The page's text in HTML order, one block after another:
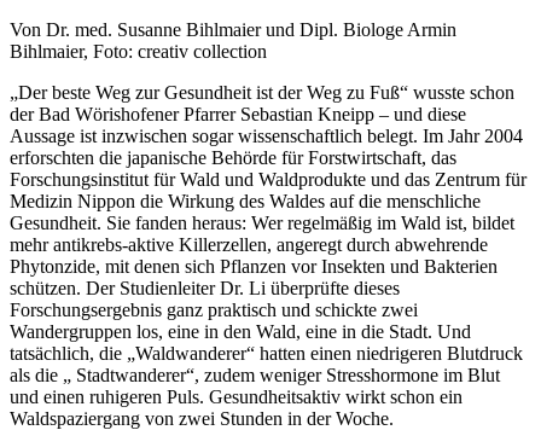
Von Dr. med. Susanne Bihlmaier und Dipl. Biologe Armin
Bihlmaier, Foto: creativ collection
„Der beste Weg zur Gesundheit ist der Weg zu Fuß“ wusste schon
der Bad Wörishofener Pfarrer Sebastian Kneipp – und diese
Aussage ist inzwischen sogar wissenschaftlich belegt. Im Jahr 2004
erforschten die japanische Behörde für Forstwirtschaft, das
Forschungsinstitut für Wald und Waldprodukte und das Zentrum für
Medizin Nippon die Wirkung des Waldes auf die menschliche
Gesundheit. Sie fanden heraus: Wer regelmäßig im Wald ist, bildet
mehr antikrebs-aktive Killerzellen, angeregt durch abwehrende
Phytonzide, mit denen sich Pflanzen vor Insekten und Bakterien
schützen. Der Studienleiter Dr. Li überprüfte dieses
Forschungsergebnis ganz praktisch und schickte zwei
Wandergruppen los, eine in den Wald, eine in die Stadt. Und
tatsächlich, die „Waldwanderer“ hatten einen niedrigeren Blutdruck
als die „ Stadtwanderer“, zudem weniger Stresshormone im Blut
und einen ruhigeren Puls. Gesundheitsaktiv wirkt schon ein
Waldspaziergang von zwei Stunden in der Woche.